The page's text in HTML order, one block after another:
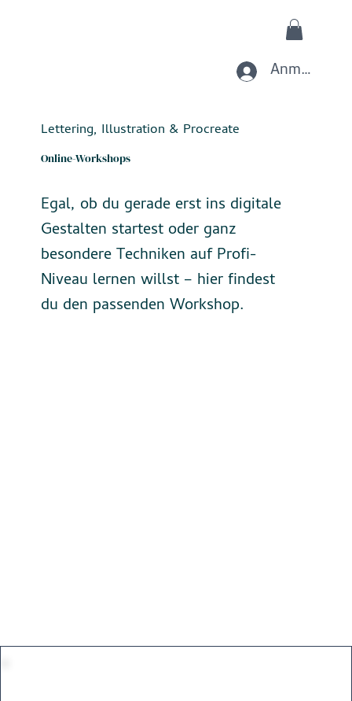
Anmelden
Lettering, Illustration & Procreate
Online-Workshops
Egal, ob du gerade erst ins digitale
Gestalten startest oder ganz
besondere Techniken auf Profi-
Niveau lernen willst – hier findest
du den passenden Workshop.